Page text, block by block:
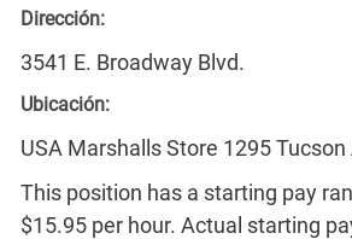
Dirección:
3541 E. Broadway Blvd.
Ubicación:
USA Marshalls Store 1295 Tucson
This position has a starting pay
$15.95 per hour. Actual starting